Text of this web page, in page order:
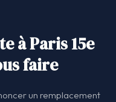
à Paris 15e
faire
un remplacement